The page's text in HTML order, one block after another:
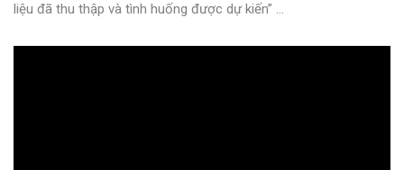
liệu đã thu thập và tình huống được dự kiến” …